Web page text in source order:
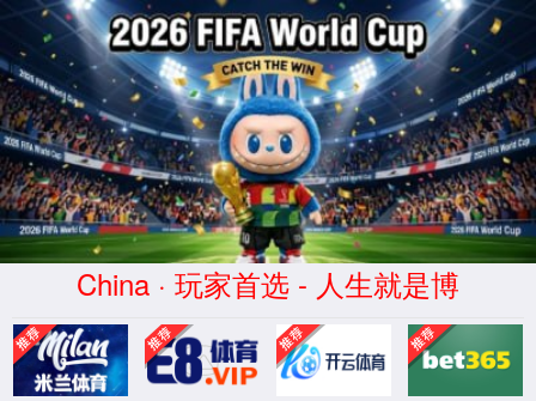
365英国上市|集团有限公司-官方网站
WTS-WAF拦截详情
出现该页面的原因:
1.你的请求是黑客攻击
2.你的请求合法但触发了安全规则,请提交问题反馈
XML 地图